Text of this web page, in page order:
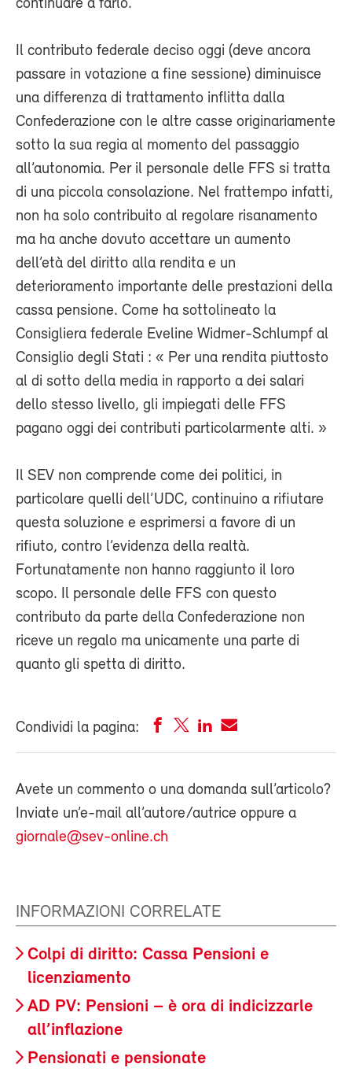
continuare a farlo.
Il contributo federale deciso oggi (deve ancora
passare in votazione a fine sessione) diminuisce
una differenza di trattamento inflitta dalla
Confederazione con le altre casse originariamente
sotto la sua regia al momento del passaggio
all’autonomia. Per il personale delle FFS si tratta
di una piccola consolazione. Nel frattempo infatti,
non ha solo contribuito al regolare risanamento
ma ha anche dovuto accettare un aumento
dell’età del diritto alla rendita e un
deterioramento importante delle prestazioni della
cassa pensione. Come ha sottolineato la
Consigliera federale Eveline Widmer-Schlumpf al
Consiglio degli Stati : « Per una rendita piuttosto
al di sotto della media in rapporto a dei salari
dello stesso livello, gli impiegati delle FFS
pagano oggi dei contributi particolarmente alti. »
Il SEV non comprende come dei politici, in
particolare quelli dell’UDC, continuino a rifiutare
questa soluzione e esprimersi a favore di un
rifiuto, contro l’evidenza della realtà.
Fortunatamente non hanno raggiunto il loro
scopo. Il personale delle FFS con questo
contributo da parte della Confederazione non
riceve un regalo ma unicamente una parte di
quanto gli spetta di diritto.
Condividi la pagina:
Avete un commento o una domanda sull’articolo?
Inviate un’e-mail all’autore/autrice oppure a
giornale@sev-online.ch
INFORMAZIONI CORRELATE
Colpi di diritto: Cassa Pensioni e
licenziamento
AD PV: Pensioni – è ora di indicizzarle
all’inflazione
Pensionati e pensionate